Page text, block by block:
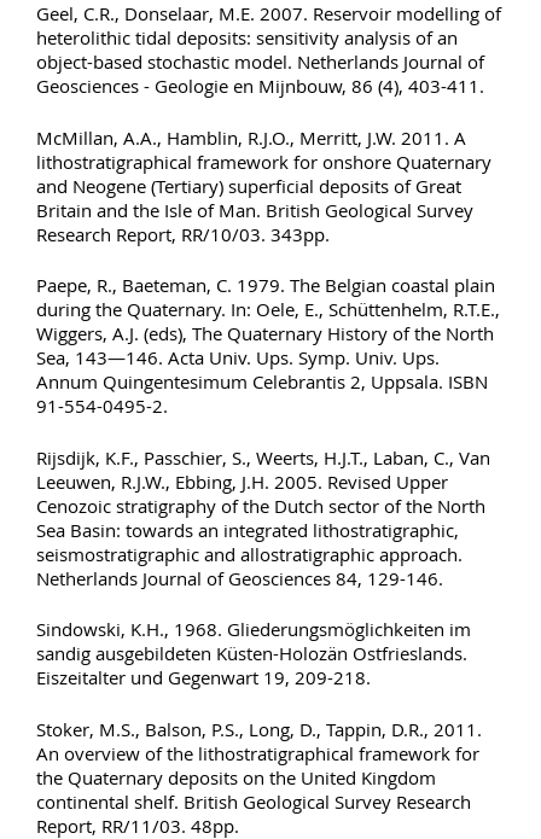
Geel, C.R., Donselaar, M.E. 2007. Reservoir modelling of
heterolithic tidal deposits: sensitivity analysis of an
object-based stochastic model. Netherlands Journal of
Geosciences - Geologie en Mijnbouw, 86 (4), 403-411.
McMillan, A.A., Hamblin, R.J.O., Merritt, J.W. 2011. A
lithostratigraphical framework for onshore Quaternary
and Neogene (Tertiary) superficial deposits of Great
Britain and the Isle of Man. British Geological Survey
Research Report, RR/10/03. 343pp.
Paepe, R., Baeteman, C. 1979. The Belgian coastal plain
during the Quaternary. In: Oele, E., Schüttenhelm, R.T.E.,
Wiggers, A.J. (eds), The Quaternary History of the North
Sea, 143—146. Acta Univ. Ups. Symp. Univ. Ups.
Annum Quingentesimum Celebrantis 2, Uppsala. ISBN
91-554-0495-2.
Rijsdijk, K.F., Passchier, S., Weerts, H.J.T., Laban, C., Van
Leeuwen, R.J.W., Ebbing, J.H. 2005. Revised Upper
Cenozoic stratigraphy of the Dutch sector of the North
Sea Basin: towards an integrated lithostratigraphic,
seismostratigraphic and allostratigraphic approach.
Netherlands Journal of Geosciences 84, 129-146.
Sindowski, K.H., 1968. Gliederungsmöglichkeiten im
sandig ausgebildeten Küsten-Holozän Ostfrieslands.
Eiszeitalter und Gegenwart 19, 209-218.
Stoker, M.S., Balson, P.S., Long, D., Tappin, D.R., 2011.
An overview of the lithostratigraphical framework for
the Quaternary deposits on the United Kingdom
continental shelf. British Geological Survey Research
Report, RR/11/03. 48pp.